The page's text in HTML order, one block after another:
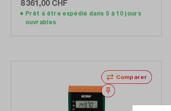
8 361,00 CHF
Prêt à être expédié dans 5 à 10 jours
ouvrables
Ajouter au panier
Comparer
Noter